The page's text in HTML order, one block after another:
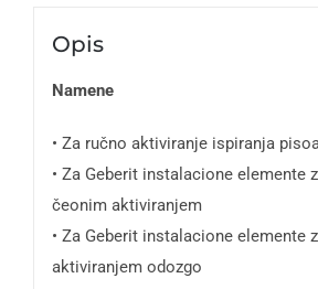
Opis
Namene
• Za ručno aktiviranje ispiranja
• Za Geberit instalacione elemente
čeonim aktiviranjem
• Za Geberit instalacione elemente
aktiviranjem odozgo